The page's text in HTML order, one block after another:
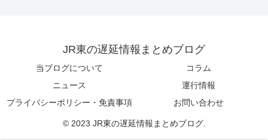
JR東の遅延情報まとめブログ
当ブログについて
コラム
ニュース
運行情報
プライバシーポリシー・免責事項
お問い合わせ
© 2023 JR東の遅延情報まとめブログ.